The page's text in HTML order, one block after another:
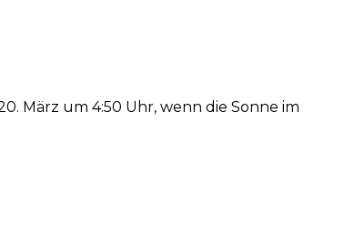
März um 4:50 Uhr, wenn die Sonne im